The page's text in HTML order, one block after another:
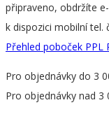
připraveno, obdržíte
k dispozici mobilní tel.
Přehled poboček PPL
Pro objednávky do 3
Pro objednávky nad 3